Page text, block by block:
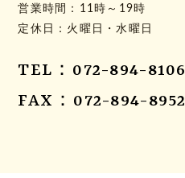
営業時間：11時～19時
定休日：火曜日・水曜日
TEL：072-894-8106
FAX：072-894-8952